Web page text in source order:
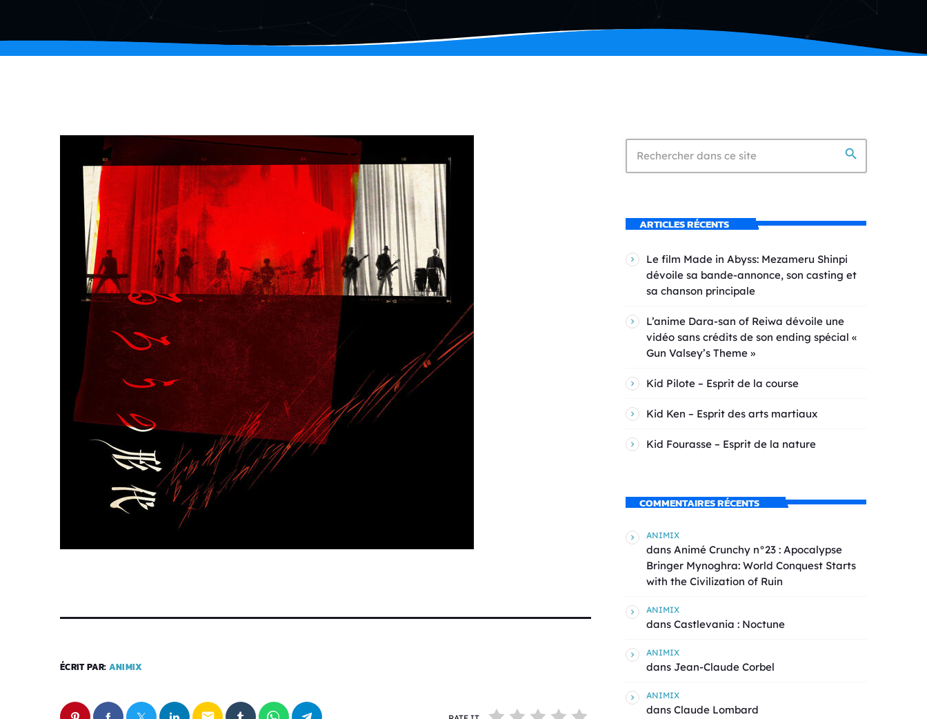
ÉCRIT PAR: ANIMIX
search
ARTICLES RÉCENTS
Le film Made in Abyss: Mezameru Shinpi
dévoile sa bande-annonce, son casting et
sa chanson principale
L’anime Dara-san of Reiwa dévoile une
vidéo sans crédits de son ending spécial «
Gun Valsey’s Theme »
Kid Pilote – Esprit de la course
Kid Ken – Esprit des arts martiaux
Kid Fourasse – Esprit de la nature
COMMENTAIRES RÉCENTS
ANIMIX
dans Animé Crunchy n°23 : Apocalypse
Bringer Mynoghra: World Conquest Starts
with the Civilization of Ruin
ANIMIX
dans Castlevania : Noctune
ANIMIX
dans Jean-Claude Corbel
ANIMIX
dans Claude Lombard